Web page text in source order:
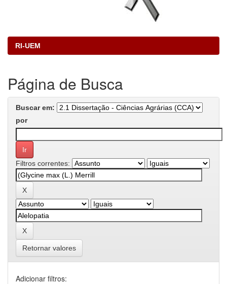
RI-UEM
Página de Busca
Buscar em:
por
Filtros correntes:
Retornar valores
Adicionar filtros: